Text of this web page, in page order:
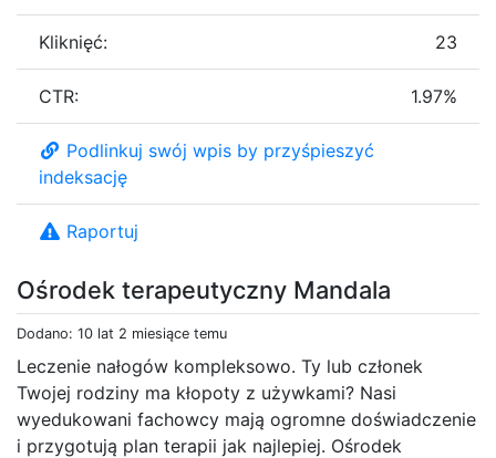
Ośrodek terapeutyczny Mandala
Dodano: 10 lat 2 miesiące temu
Leczenie nałogów kompleksowo. Ty lub członek
Twojej rodziny ma kłopoty z używkami? Nasi
wyedukowani fachowcy mają ogromne doświadczenie
i przygotują plan terapii jak najlepiej. Ośrodek
Kliknięć: 23
CTR: 1.97%
Podlinkuj swój wpis by przyśpieszyć
indeksację
Raportuj